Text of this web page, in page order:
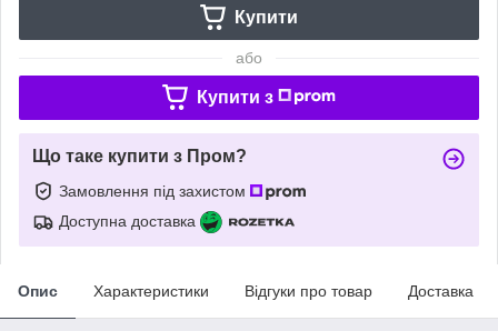
Купити
або
Купити з
Що таке купити з Пром?
Замовлення під захистом
Доступна доставка
Опис Характеристики Відгуки про товар Доставка